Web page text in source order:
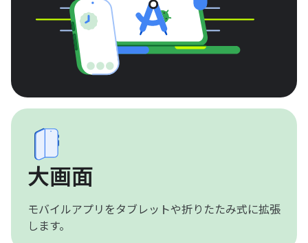
大画面
モバイルアプリをタブレットや折りたたみ式に拡張
します。